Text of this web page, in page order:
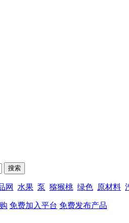
网 水果 泵 猕猴桃 绿色 原材料
免费加入平台 免费发布产品